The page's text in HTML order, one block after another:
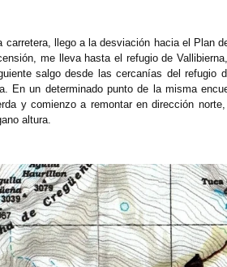
llego a la desviación hacia el Plan
me lleva hasta el refugio de
salgo desde las cercanías del refugio
En un determinado punto de la misma
y comienzo a remontar en dirección
altura.